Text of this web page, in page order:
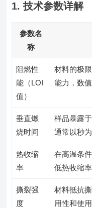
1. 技术参数详解
参数名
称
阻燃性
能（LOI
值）
材料的极
能力，数
垂直燃
烧时间
样品暴露
通常以秒为
热收缩
率
在高温条
低热收缩
撕裂强
度
材料抵抗
用性和使用